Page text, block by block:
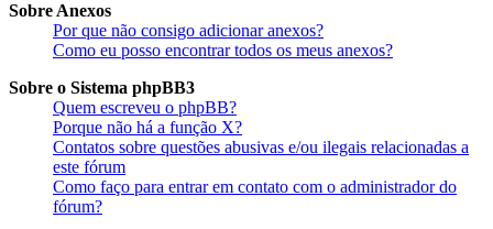
Sobre Anexos
Por que não consigo adicionar anexos?
Como eu posso encontrar todos os meus anexos?
Sobre o Sistema phpBB3
Quem escreveu o phpBB?
Porque não há a função X?
Contatos sobre questões abusivas e/ou ilegais relacionadas a
este fórum
Como faço para entrar em contato com o administrador do
fórum?